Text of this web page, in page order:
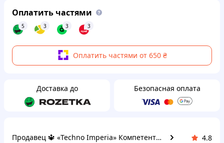
Оплатить частями
5 3 3 3
Оплатить частями от 650 ₴
Доставка до Безопасная оплата
Продавец 🔱 «Techno Imperia» Компетентность! Качество товара! Быстрая отправка! ✅ 4.8